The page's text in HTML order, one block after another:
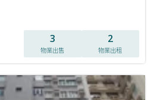
3
物業出售
2
物業出租